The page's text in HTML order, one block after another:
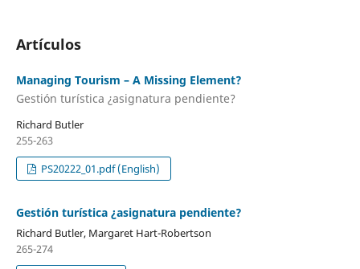
Artículos
Managing Tourism – A Missing Element?
Gestión turística ¿asignatura pendiente?
Richard Butler
255-263
PS20222_01.pdf (English)
Gestión turística ¿asignatura pendiente?
Richard Butler, Margaret Hart-Robertson
265-274